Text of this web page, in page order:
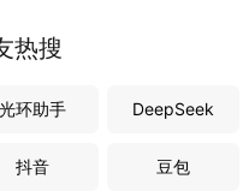
热搜
光环助手 DeepSeek
抖音 豆包